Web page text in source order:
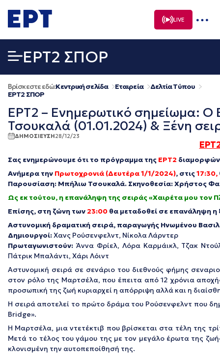
σε
περιεχόμενο
LIVE
EΡΤ2 ΣΠΟΡ
Βρίσκεστε εδώ:Κεντρική σελίδα Εταιρεία
Δελτία Τύπου
EΡΤ2 ΣΠΟΡ
ΕΡΤ2 – Ενημερωτικό σημείωμα: Ο
Τσουκαλά (01.01.2024) & Ξένη
ΔΗΜΟΣΙΕΥΣΗ28/12/23
Σας ενημερώνουμε ότι το πρόγραμμα της ΕΡΤ2
Ανήμερα την Πρωτοχρονιά (Δευτέρα 1/1/2024), στις17:30,
Παρουσίαση: Μπήλιω Τσουκαλά. Σκηνοθεσία: Χρήστος
Ως εκ τούτου, η επανάληψη της σειράς «Χαιρέτα μου τον
Επίσης, στη ζώνη των 23:00 θα μεταδοθεί σε επανάληψη η
Αστυνομική δραματική σειρά, παραγωγής Ηνωμένου
Δημιουργοί:Χανς Ρούσενφελντ, Νίκολα Λάρντερ
Πρωταγωνιστούν: Άννα Φρίελ, Λόρα Καρμάικλ, Τζακ
Πάτρικ Μπαλάντι, Χάρι Λόιντ
Αστυνομική σειρά σε σενάριο του διεθνούς φήμης
στον ρόλο της Μαρτσέλα, που έπειτα από 12 χρόνια
προσωπική της ζωή κυριαρχεί η απόρριψη αλλά και η
Η σειρά αποτελεί το πρώτο δράμα του Ρούσενφελντ που
Bridge».
Η Μαρτσέλα, μια ντετέκτιβ που βρίσκεται στα τέλη της
Μετά το τέλος του γάμου της με τον μεγάλο έρωτα της
κλονισμένη την αυτοπεποίθησή της.